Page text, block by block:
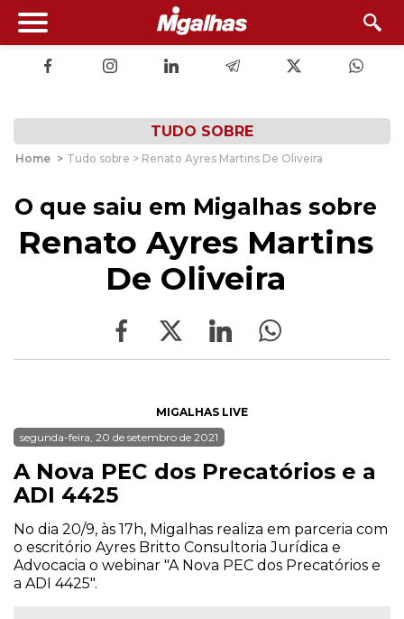
TUDO SOBRE
Home > Tudo sobre > Renato Ayres Martins De Oliveira
O que saiu em Migalhas sobre
Renato Ayres Martins
De Oliveira
MIGALHAS LIVE
segunda-feira, 20 de setembro de 2021
A Nova PEC dos Precatórios e a
ADI 4425
No dia 20/9, às 17h, Migalhas realiza em parceria com
o escritório Ayres Britto Consultoria Jurídica e
Advocacia o webinar "A Nova PEC dos Precatórios e
a ADI 4425".